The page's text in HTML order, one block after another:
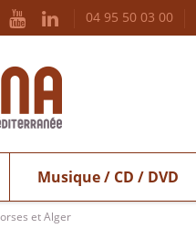
04 95 50 03 00
Musique / CD / DVD
et Alger